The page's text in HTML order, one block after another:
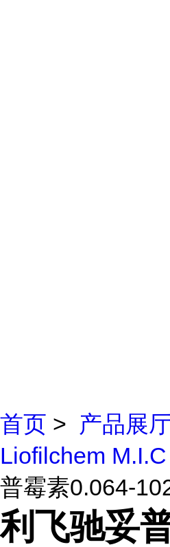
首页 > 产品展
Liofilchem M.I.C
普霉素0.064-
利飞驰妥